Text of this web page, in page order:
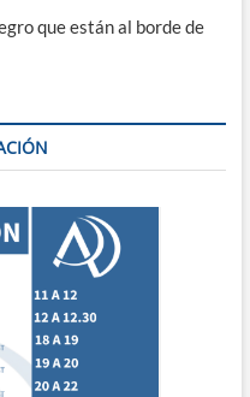
que están al borde de